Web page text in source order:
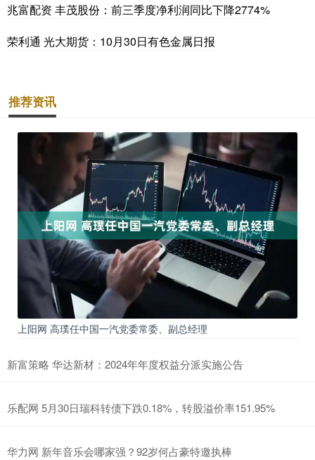
兆富配资 丰茂股份：前三季度净利润同比下降2774%
荣利通 光大期货：10月30日有色金属日报
推荐资讯
上阳网 高璞任中国一汽党委常委、副总经理
新富策略 华达新材：2024年年度权益分派实施公告
乐配网 5月30日瑞科转债下跌0.18%，转股溢价率151.95%
华力网 新年音乐会哪家强？92岁何占豪特邀执棒